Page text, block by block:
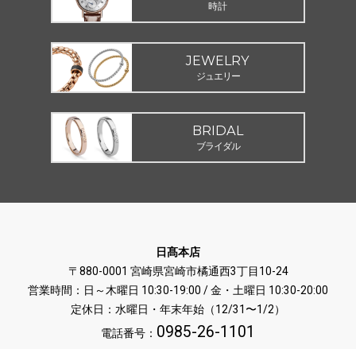
時計
JEWELRY
ジュエリー
BRIDAL
ブライダル
日髙本店
〒880-0001 宮崎県宮崎市橘通西3丁目10-24
営業時間：日～木曜日 10:30-19:00 / 金・土曜日 10:30-20:00
定休日：水曜日・年末年始（12/31〜1/2）
電話番号： 0985-26-1101